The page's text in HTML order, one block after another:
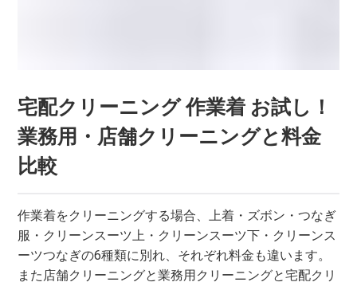
宅配クリーニング 作業着 お試し！
業務用・店舗クリーニングと料金
比較
作業着をクリーニングする場合、上着・ズボン・つなぎ
服・クリーンスーツ上・クリーンスーツ下・クリーンス
ーツつなぎの6種類に別れ、それぞれ料金も違います。
また店舗クリーニングと業務用クリーニングと宅配クリ